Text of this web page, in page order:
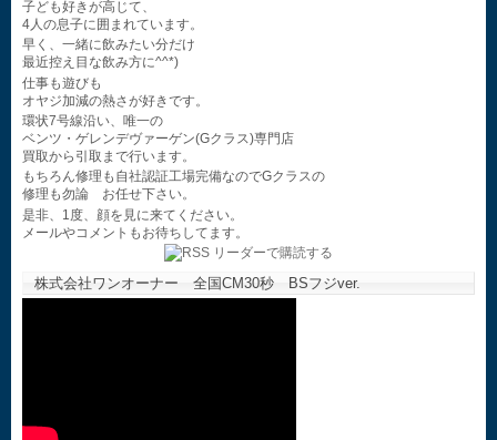
子ども好きが高じて、
4人の息子に囲まれています。
早く、一緒に飲みたい分だけ
最近控え目な飲み方に^^*)
仕事も遊びも
オヤジ加減の熱さが好きです。
環状7号線沿い、唯一の
ベンツ・ゲレンデヴァーゲン(Gクラス)専門店
買取から引取まで行います。
もちろん修理も自社認証工場完備なのでGクラスの
修理も勿論 お任せ下さい。
是非、1度、顔を見に来てください。
メールやコメントもお待ちしてます。
株式会社ワンオーナー 全国CM30秒 BSフジver.